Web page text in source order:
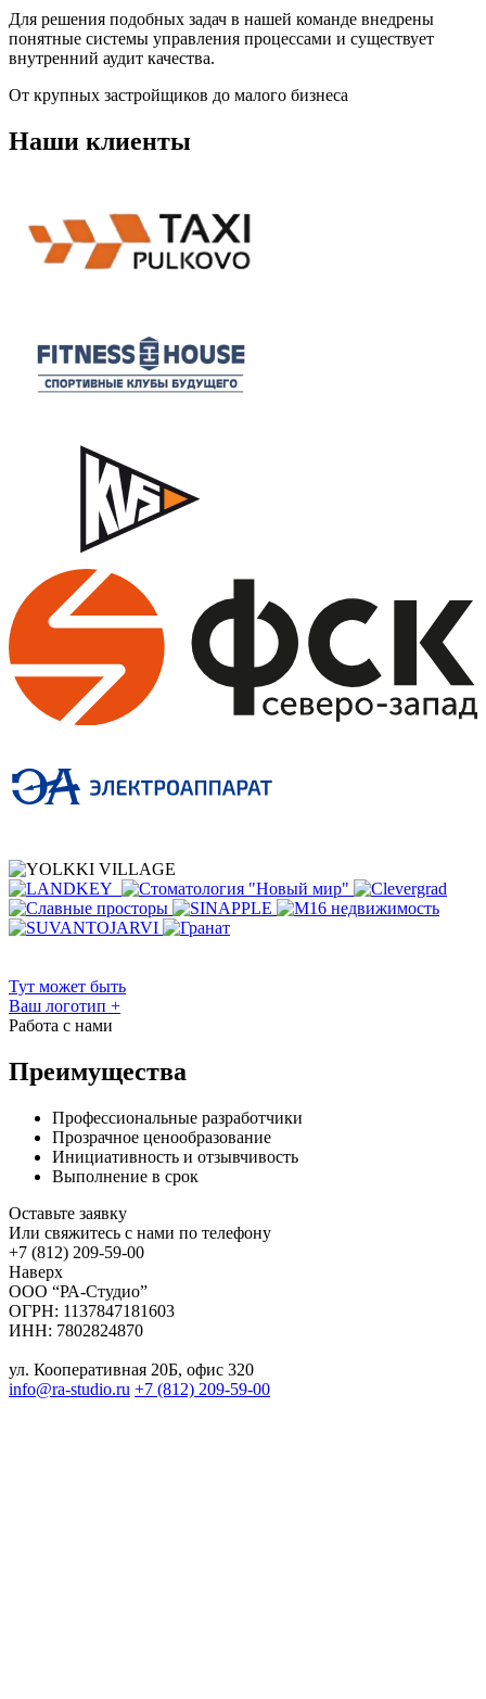
Для решения подобных задач в нашей команде внедрены
понятные системы управления процессами и существует
внутренний аудит качества.
От крупных застройщиков до малого бизнеса
Наши клиенты
Тут может быть
Ваш логотип +
Работа с нами
Преимущества
Профессиональные разработчики
Прозрачное ценообразование
Инициативность и отзывчивость
Выполнение в срок
Оставьте заявку
Или свяжитесь с нами по телефону
+7 (812) 209-59-00
Наверх
ООО “РА-Студио”
ОГРН: 1137847181603
ИНН: 7802824870
ул. Кооперативная 20Б, офис 320
info@ra-studio.ru +7 (812) 209-59-00